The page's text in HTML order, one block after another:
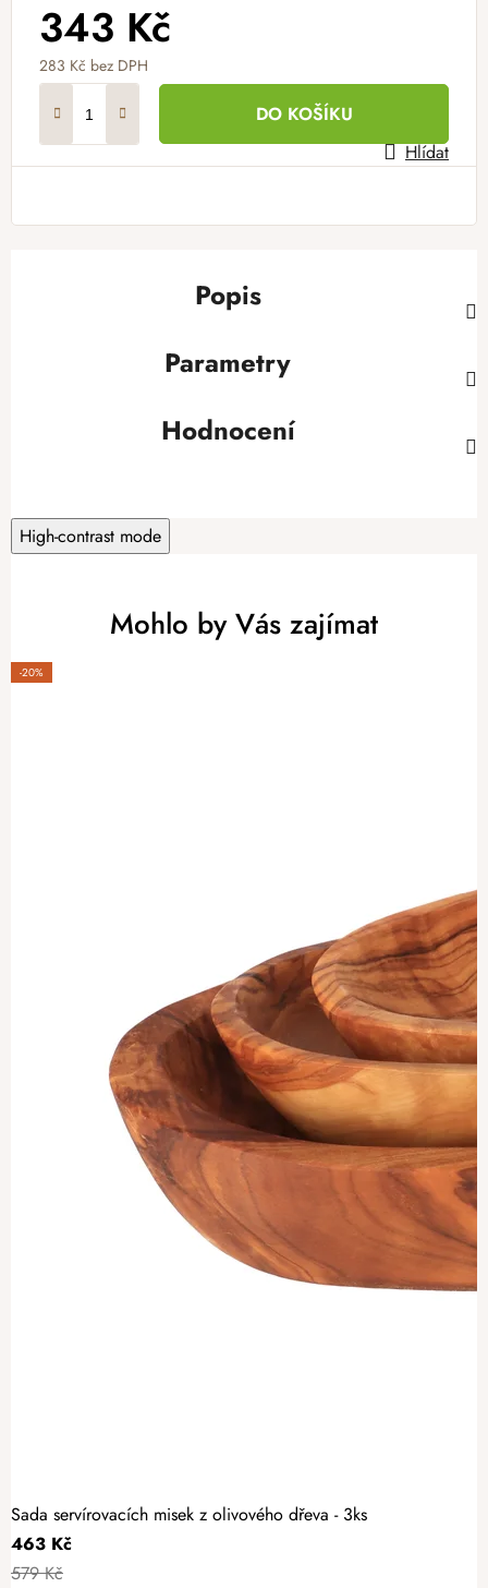
343 Kč
283 Kč bez DPH
DO KOŠÍKU
Hlídat
Popis
Parametry
Hodnocení
High-contrast mode
Mohlo by Vás zajímat
-20%
Sada servírovacích misek z olivového dřeva - 3ks
463 Kč
579 Kč